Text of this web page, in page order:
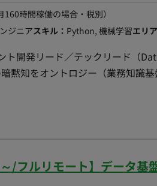
160時間稼働の場合・税別）
ジニアスキル： Python, 機械学習エリ
開発リード／テックリード（
黙知をオントロジー（業務知識
化・チェック・文章生成）と検
しない」——設計・実装から現場で
ント側が自走できる状態に引き
査、商品説明文の生成を行うエー
/フルリモート】データ基